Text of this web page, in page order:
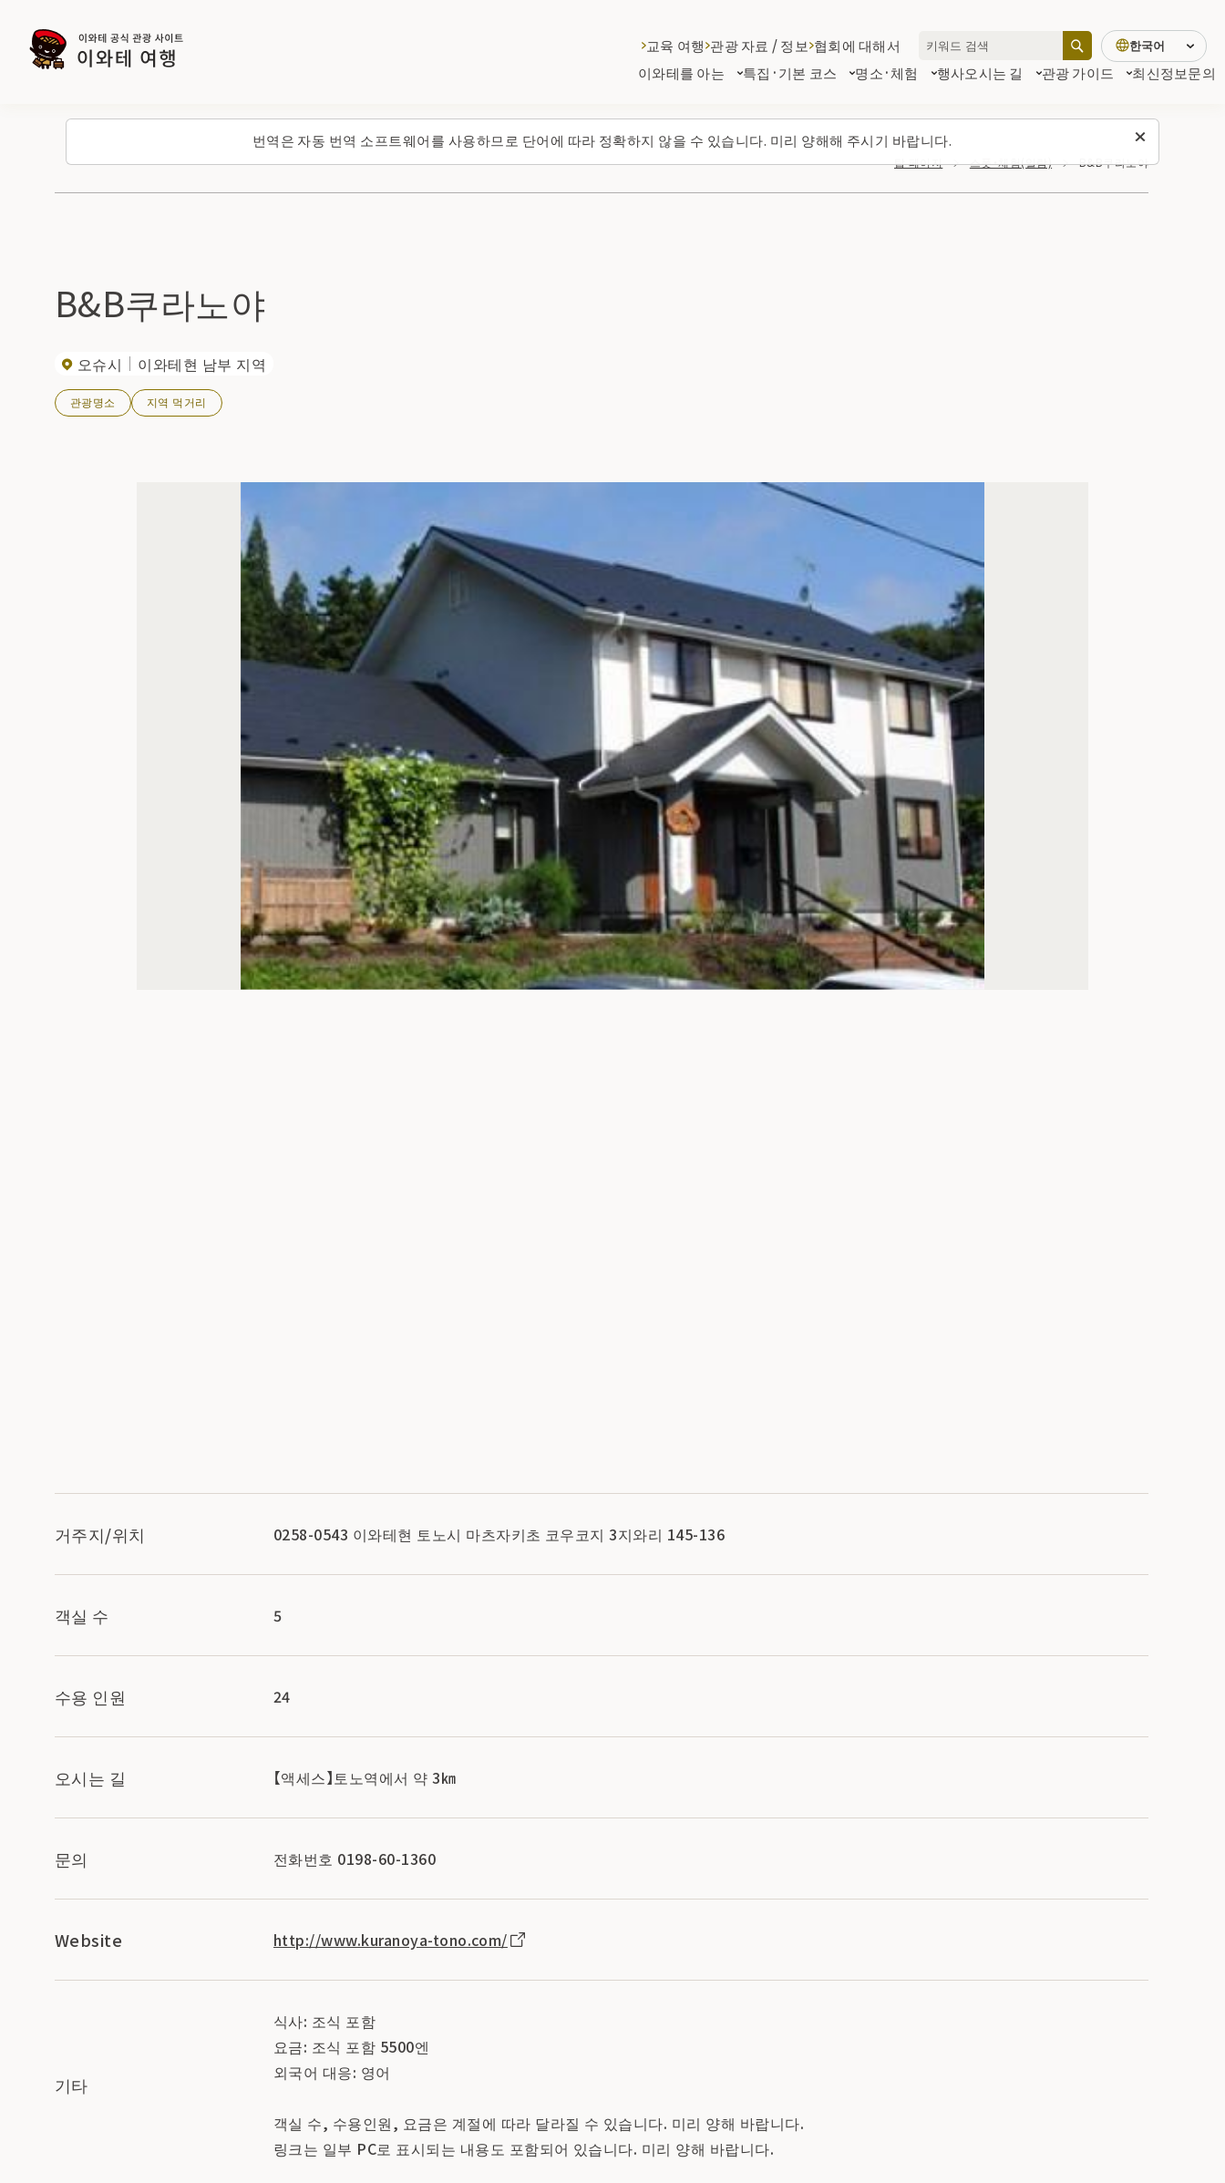
번역은 자동 번역 소프트웨어를 사용하므로 단어에 따라 정확하지 않을 수 있습니다. 미리 양해해 주시기 바랍니다.
이와테를 아는 특집·기본 코스 명소·체험 행사오시는 길 관광 가이드 최신정보문의
교육 여행 관광 자료 / 정보 협회에 대해서 한국어
탑 페이지 스폿・체험(일람) B&B쿠라노야
B&B쿠라노야
오슈시 이와테현 남부 지역
관광명소 지역 먹거리
거주지/위치 0258-0543 이와테현 토노시 마츠자키초 코우코지 3지와리 145-136
객실 수 5
수용 인원 24
오시는 길 【액세스】토노역에서 약 3㎞
문의 전화번호 0198-60-1360
Website http://www.kuranoya-tono.com/
기타
식사: 조식 포함
요금: 조식 포함 5500엔
외국어 대응: 영어
객실 수, 수용인원, 요금은 계절에 따라 달라질 수 있습니다. 미리 양해 바랍니다.
링크는 일부 PC로 표시되는 내용도 포함되어 있습니다. 미리 양해 바랍니다.